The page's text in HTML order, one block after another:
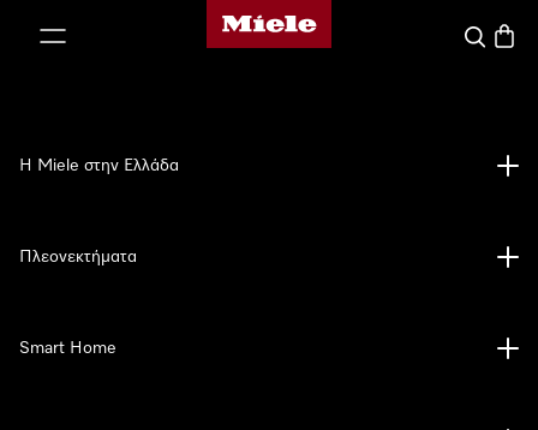
Αρχική σελίδα της Miele
Η Miele στην Ελλάδα
Πλεονεκτήματα
Smart Home